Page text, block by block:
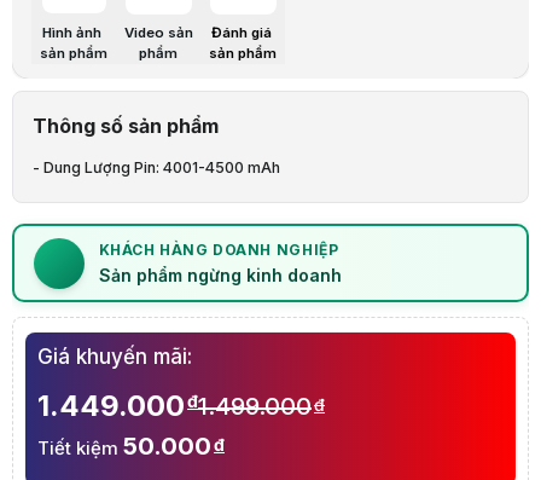
Thương hiệu:
DELL
Tình trạng:Order trước – giao sau
Thêm vào giỏ hàng
Thông số nổi bật
Dung Lượng Pin: 4001-4500 mAh
Mô tả sản phẩm
Lưu ý:Bài viết và hình ảnh mang tính tham khảo. Cấu hình và đặc
📌
Thông báo:
Sản phẩm ngừng kinh doanh
Sản phẩm đã ngừng kinh doanh
Hình ảnh
sản phẩm
Video sản
phẩm
Đánh giá
sản phẩm
Thông số sản phẩm
- Dung Lượng Pin: 4001-4500 mAh
KHÁCH HÀNG DOANH NGHIỆP
Sản phẩm ngừng kinh doanh
Giá khuyến mãi:
1.449.000đ1.499.000đ
Tiết kiệm 50.000đ